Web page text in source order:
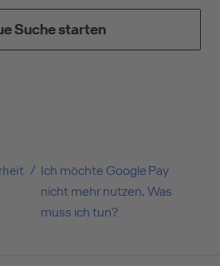
Suche starten
Ich möchte Google Pay
nicht mehr nutzen. Was
muss ich tun?
Sie direkt in den